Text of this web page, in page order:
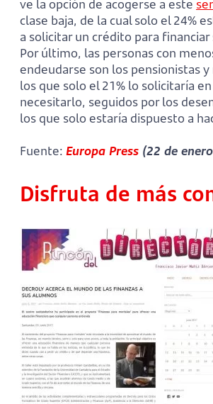
ve la opción de acogerse a este
clase baja, de la cual solo el 24%
a solicitar un crédito para
Por último, las personas con
endeudarse son los pensionistas
los que solo el 21% lo solicitaría
necesitarlo, seguidos por los
los que solo estaría dispuesto a
Fuente: Europa Press (22 de
Disfruta de más